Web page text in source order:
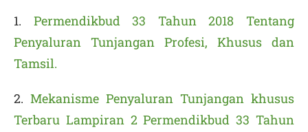
1. Permendikbud 33 Tahun 2018 Tentang
Penyaluran Tunjangan Profesi, Khusus dan
Tamsil.
2. Mekanisme Penyaluran Tunjangan khusus
Terbaru Lampiran 2 Permendikbud 33 Tahun